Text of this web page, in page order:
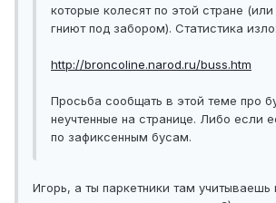
которые колесят по этой стране (или
гниют под забором). Статистика
http://broncoline.narod.ru/buss.htm
Просьба сообщать в этой теме про
неучтенные на странице. Либо если
по зафиксенным бусам.
Игорь, а ты паркетники там учитываешь